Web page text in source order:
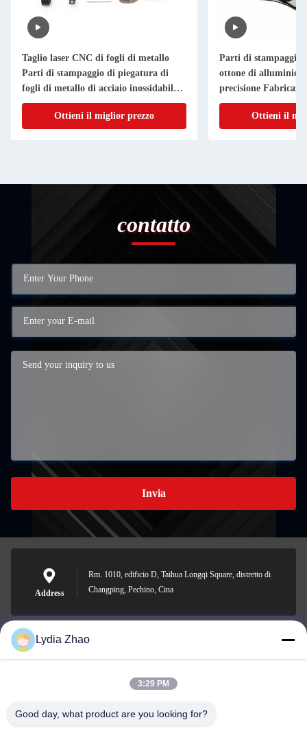
Taglio laser CNC di fogli di metallo
Parti di stampaggio di piegatura di
fogli di metallo di acciaio inossidabile
di alluminio
Ottieni il miglior prezzo
Parti di stampaggio
ottone di alluminio
precisione
metallo su misura
Ottieni il
contatto
Invia
Address
Rm. 1010, edificio D, Taihua Longqi Square, distretto di
Changping, Pechino, Cina
jesingd@vip.sina.com
Lydia Zhao
3:29 PM
Good day, what product are you looking for?